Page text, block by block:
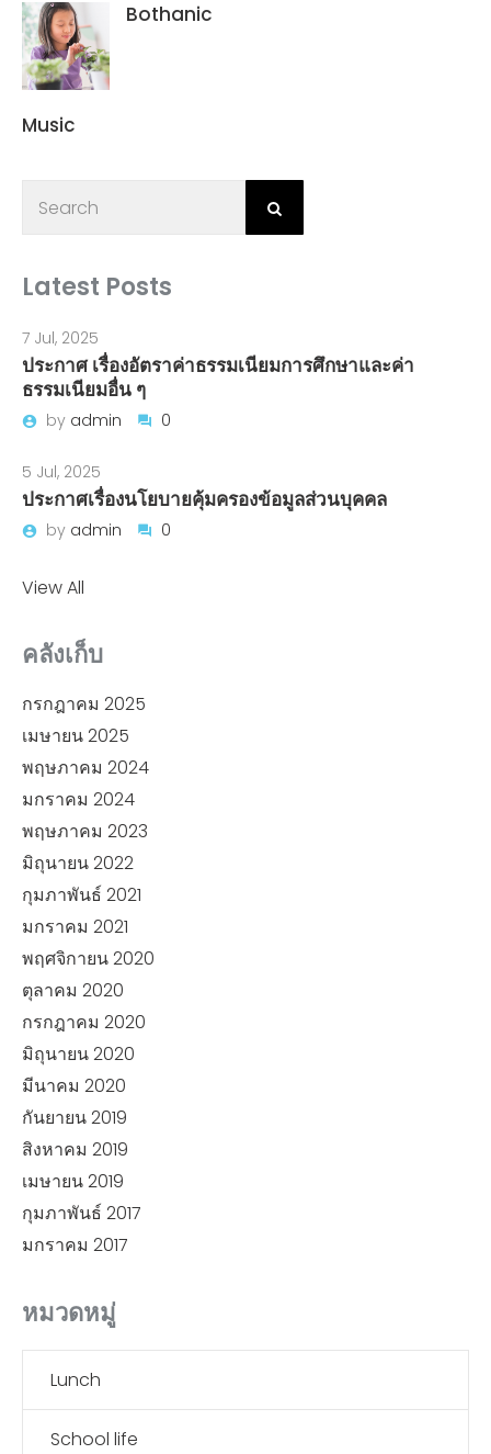
Bothanic
Music
Latest Posts
7 Jul, 2025
ประกาศ เรื่องอัตราค่าธรรมเนียมการศึกษาและค่า
ธรรมเนียมอื่น ๆ
by admin 0
5 Jul, 2025
ประกาศเรื่องนโยบายคุ้มครองข้อมูลส่วนบุคคล
by admin 0
View All
คลังเก็บ
กรกฎาคม 2025
เมษายน 2025
พฤษภาคม 2024
มกราคม 2024
พฤษภาคม 2023
มิถุนายน 2022
กุมภาพันธ์ 2021
มกราคม 2021
พฤศจิกายน 2020
ตุลาคม 2020
กรกฎาคม 2020
มิถุนายน 2020
มีนาคม 2020
กันยายน 2019
สิงหาคม 2019
เมษายน 2019
กุมภาพันธ์ 2017
มกราคม 2017
หมวดหมู่
Lunch
School life